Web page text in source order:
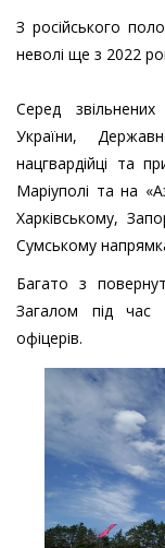
З російського
неволі ще з 2022
Серед
України,
нацгвардійці та
Маріуполі та на
Харківському,
Сумському
Багато з
Загалом під час
офіцерів.